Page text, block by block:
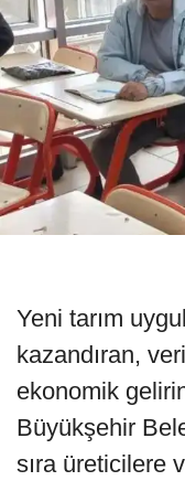
Yeni tarım
kazandıran,
ekonomik
Büyükşehir
sıra üreticilere